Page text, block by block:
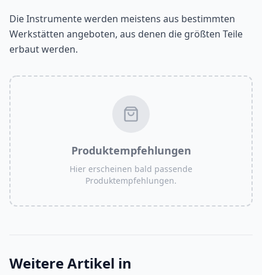
Die Instrumente werden meistens aus bestimmten
Werkstätten angeboten, aus denen die größten Teile
erbaut werden.
Produktempfehlungen
Hier erscheinen bald passende
Produktempfehlungen.
Weitere Artikel in